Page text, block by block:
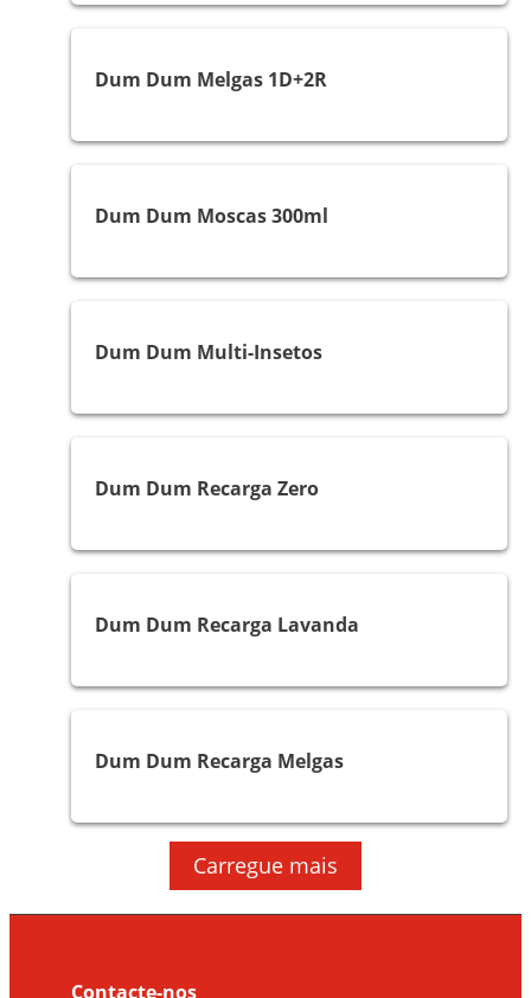
Melgas e Mosquitos
Dum Dum Melgas 1D+2R
Moscas e Mosquitos
Dum Dum Moscas 300ml
Multi-insetos
Dum Dum Multi-Insetos
Melgas e Mosquitos
Dum Dum Recarga Zero
Melgas e Mosquitos
Dum Dum Recarga Lavanda
Melgas e Mosquitos
Dum Dum Recarga Melgas
Carregue mais
Contacte-nos